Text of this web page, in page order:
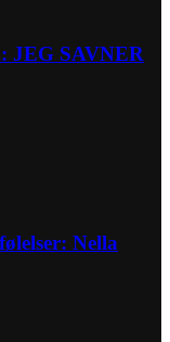
JEG SAVNER
Nella